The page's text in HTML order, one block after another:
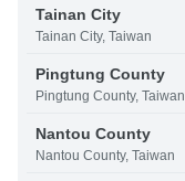
Tainan City
Tainan City, Taiwan
Pingtung County
Pingtung County, Taiwan
Nantou County
Nantou County, Taiwan